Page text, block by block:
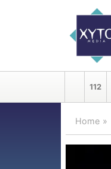
112
Home